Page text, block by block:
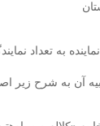
به تعداد
آن به شرح زیر